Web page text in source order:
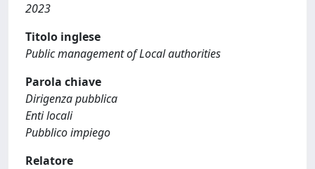
2023
Titolo inglese
Public management of Local authorities
Parola chiave
Dirigenza pubblica
Enti locali
Pubblico impiego
Relatore